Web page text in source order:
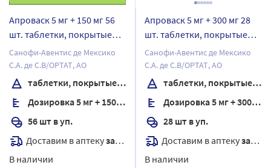
Апроваск 5 мг + 150 мг 56
шт. таблетки, покрытые
пленочной оболочкой
Санофи-Авентис де Мексико
С.А. де С.В/ОРТАТ, АО
таблетки, покрытые пленочной оболочкой
Дозировка 5 мг + 150 мг
56 шт в уп.
Доставим в аптекузавтра
В наличии
Апроваск 5 мг + 300 мг 28
шт. таблетки, покрытые
пленочной оболочкой
Санофи-Авентис де Мексико
С.А. де С.В/ОРТАТ, АО
таблетки, покрытые пленочной оболочкой
Дозировка 5 мг + 300 мг
28 шт в уп.
Доставим в аптекузавтра
В наличии